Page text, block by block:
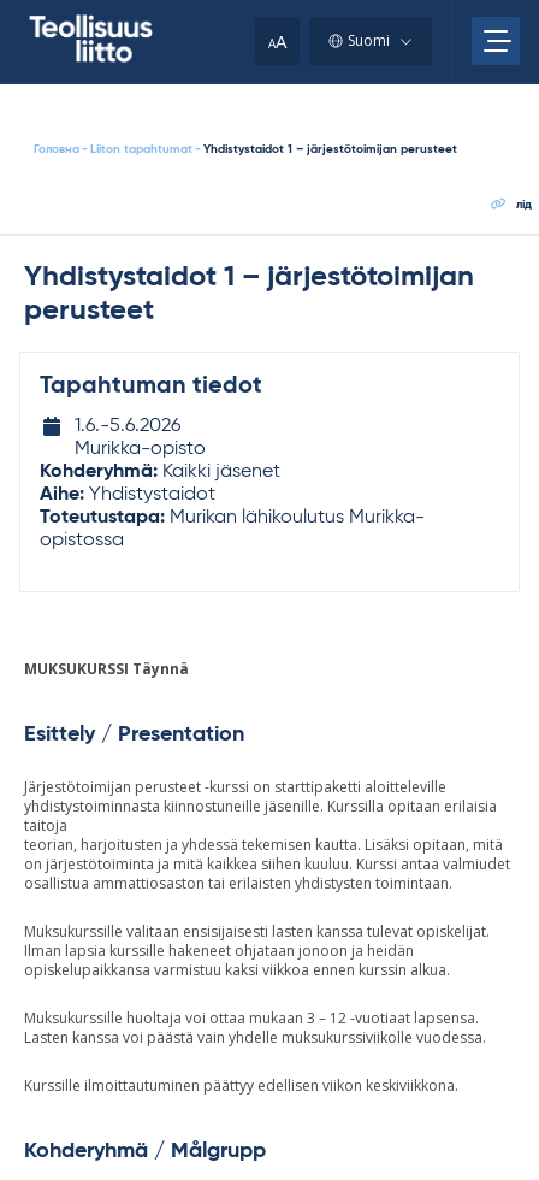
AA Suomi
Головна - Liiton tapahtumat - Yhdistystaidot 1 – järjestötoimijan perusteet
лід
Yhdistystaidot 1 – järjestötoimijan
perusteet
Tapahtuman tiedot
Tapahtuman
ajankohta
1.6.-​5.6.2026
Murikka-opisto
Kohderyhmä: Kaikki jäsenet
Aihe: Yhdistystaidot
Toteutustapa: Murikan lähikoulutus Murikka-
opistossa
MUKSUKURSSI Täynnä
Esittely / Presentation
Järjestötoimijan perusteet -kurssi on starttipaketti aloitteleville
yhdistystoiminnasta kiinnostuneille jäsenille. Kurssilla opitaan erilaisia
taitoja
teorian, harjoitusten ja yhdessä tekemisen kautta. Lisäksi opitaan, mitä
on järjestötoiminta ja mitä kaikkea siihen kuuluu. Kurssi antaa valmiudet
osallistua ammattiosaston tai erilaisten yhdistysten toimintaan.
Muksukurssille valitaan ensisijaisesti lasten kanssa tulevat opiskelijat.
Ilman lapsia kurssille hakeneet ohjataan jonoon ja heidän
opiskelupaikkansa varmistuu kaksi viikkoa ennen kurssin alkua.
Muksukurssille huoltaja voi ottaa mukaan 3 – 12 -vuotiaat lapsensa.
Lasten kanssa voi päästä vain yhdelle muksukurssiviikolle vuodessa.
Kurssille ilmoittautuminen päättyy edellisen viikon keskiviikkona.
Kohderyhmä / Målgrupp